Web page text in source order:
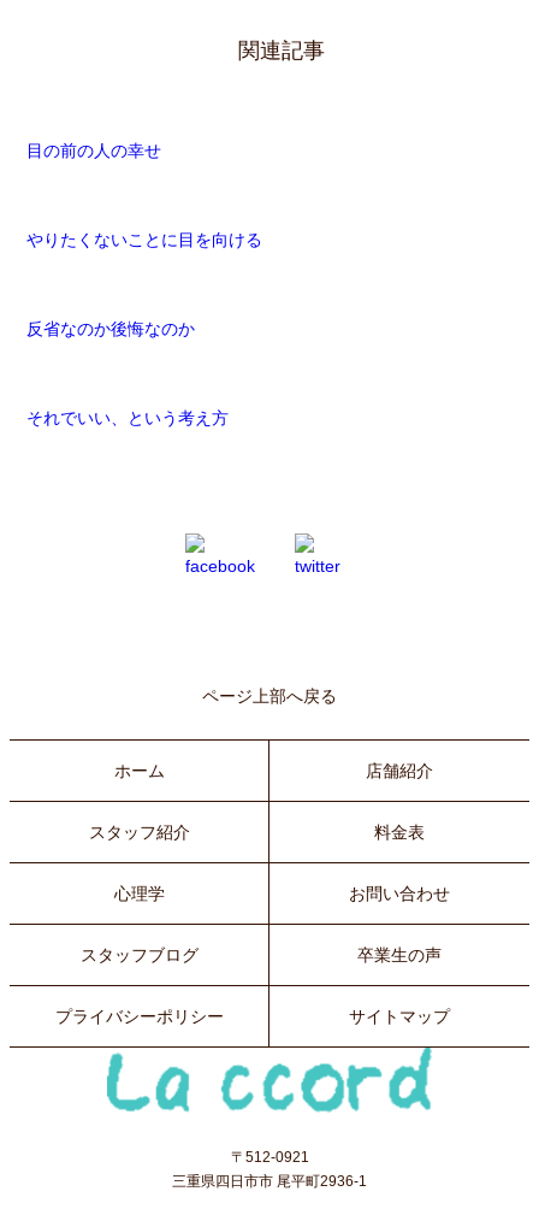
関連記事
目の前の人の幸せ
やりたくないことに目を向ける
反省なのか後悔なのか
それでいい、という考え方
ページ上部へ戻る
ホーム 店舗紹介
スタッフ紹介 料金表
心理学 お問い合わせ
スタッフブログ 卒業生の声
プライバシーポリシー サイトマップ
〒512-0921
三重県四日市市 尾平町2936-1